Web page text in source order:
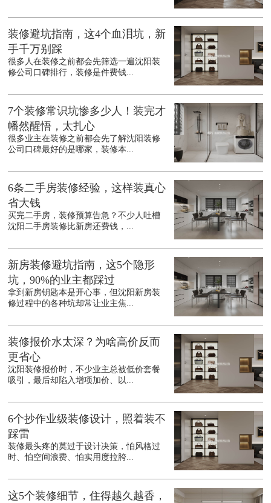
装修避坑指南，这4个血泪坑，新
手千万别踩
很多人在装修之前都会先筛选一遍沈阳装
修公司口碑排行，装修是件费钱...
7个装修常识坑惨多少人！装完才
幡然醒悟，太扎心
很多业主在装修之前都会先了解沈阳装修
公司口碑最好的是哪家，装修本...
6条二手房装修经验，这样装真心
省大钱
买完二手房，装修预算告急？不少人吐槽
沈阳二手房装修比新房还费钱，...
新房装修避坑指南，这5个隐形
坑，90%的业主都踩过
拿到新房钥匙本是开心事，但沈阳新房装
修过程中的各种坑却常让业主焦...
装修报价水太深？为啥高价反而
更省心
沈阳装修报价时，不少业主总被低价套餐
吸引，最后却陷入增项加价、以...
6个抄作业级装修设计，照着装不
踩雷
装修最头疼的莫过于设计决策，怕风格过
时、怕空间浪费、怕实用度拉胯...
这5个装修细节，住得越久越香，